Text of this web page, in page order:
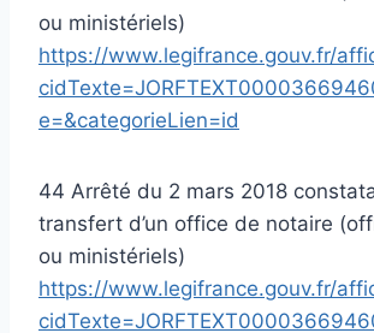
ou ministériels)
https://www.legifrance.gouv.fr/
e=&categorieLien=id
44 Arrêté du 2 mars 2018
transfert d’un office de notaire
ou ministériels)
https://www.legifrance.gouv.fr/